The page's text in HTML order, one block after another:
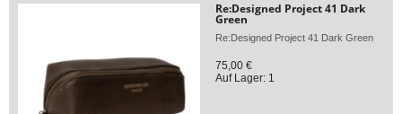
Re:Designed Project 41 Dark
Green
Re:Designed Project 41 Dark Green
75,00 €
Auf Lager: 1